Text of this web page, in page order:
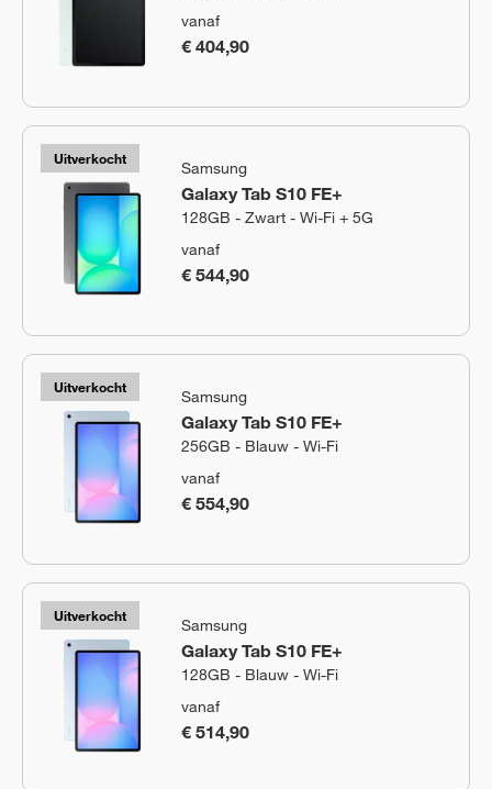
vanaf
€ 404,90
Uitverkocht Samsung
Galaxy Tab S10 FE+
128GB - Zwart - Wi-Fi + 5G
vanaf
€ 544,90
Uitverkocht Samsung
Galaxy Tab S10 FE+
256GB - Blauw - Wi-Fi
vanaf
€ 554,90
Uitverkocht Samsung
Galaxy Tab S10 FE+
128GB - Blauw - Wi-Fi
vanaf
€ 514,90